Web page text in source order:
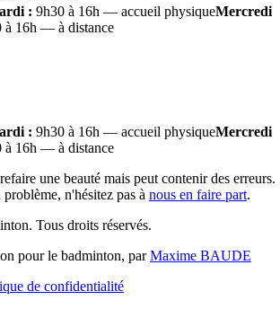
: 9h30 à 16h — accueil physiqueMercredi
à 16h — à distance
: 9h30 à 16h — accueil physiqueMercredi
à 16h — à distance
une beauté mais peut contenir des erreurs.
n'hésitez pas à nous en faire part.
Tous droits réservés.
pour le badminton, parMaxime BAUDE
de confidentialité